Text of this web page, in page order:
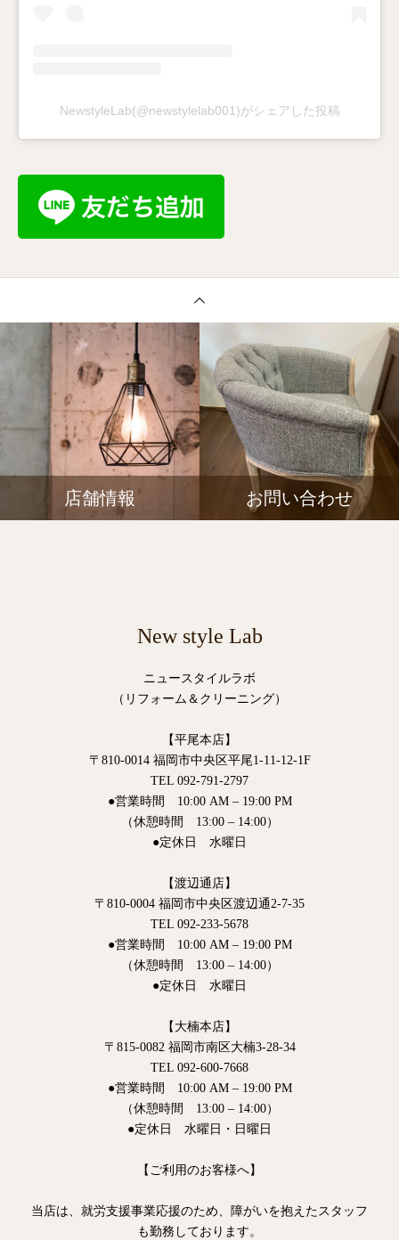
NewstyleLab(@newstylelab001)がシェアした投稿
店舗情報 お問い合わせ
New style Lab
ニュースタイルラボ
（リフォーム＆クリーニング）
【平尾本店】
〒810-0014 福岡市中央区平尾1-11-12-1F
TEL 092-791-2797
●営業時間 10:00 AM – 19:00 PM
（休憩時間 13:00 – 14:00）
●定休日 水曜日
【渡辺通店】
〒810-0004 福岡市中央区渡辺通2-7-35
TEL 092-233-5678
●営業時間 10:00 AM – 19:00 PM
（休憩時間 13:00 – 14:00）
●定休日 水曜日
【大楠本店】
〒815-0082 福岡市南区大楠3-28-34
TEL 092-600-7668
●営業時間 10:00 AM – 19:00 PM
（休憩時間 13:00 – 14:00）
●定休日 水曜日・日曜日
【ご利用のお客様へ】
当店は、就労支援事業応援のため、障がいを抱えたスタッフ
も勤務しております。